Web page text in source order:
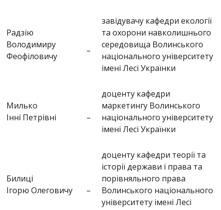
Радзію
Володимиру
Феофіловичу
–
завідувачу кафедри екології
та охорони навколишнього
середовища Волинського
національного університету
імені Лесі Українки
Милько
Інні Петрівні
–
доценту кафедри
маркетингу Волинського
національного університету
імені Лесі Українки
Билиці
Ігорю Олеговичу
–
доценту кафедри теорії та
історії держави і права та
порівняльного права
Волинського національного
університету імені Лесі